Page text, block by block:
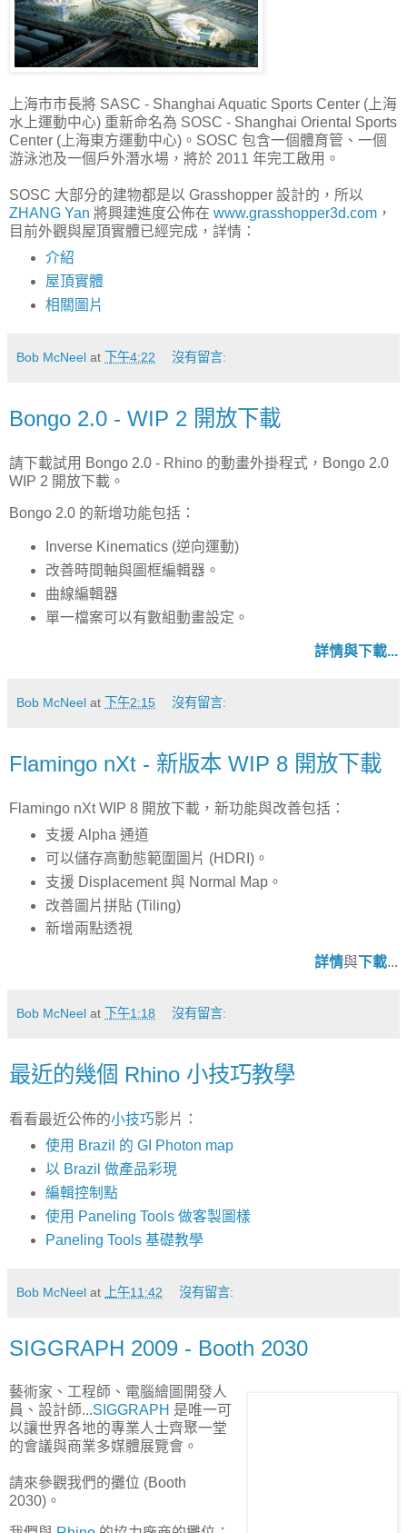
上海市市長將 SASC - Shanghai Aquatic Sports Center (上海
水上運動中心) 重新命名為 SOSC - Shanghai Oriental Sports
Center (上海東方運動中心)。SOSC 包含一個體育管、一個
游泳池及一個戶外潛水場，將於 2011 年完工啟用。
SOSC 大部分的建物都是以 Grasshopper 設計的，所以
ZHANG Yan 將興建進度公佈在 www.grasshopper3d.com ，
目前外觀與屋頂實體已經完成，詳情：
介紹
屋頂實體
相關圖片
Bob McNeel at 下午4:22 沒有留言:
Bongo 2.0 - WIP 2 開放下載
請下載試用 Bongo 2.0 - Rhino 的動畫外掛程式，Bongo 2.0
WIP 2 開放下載。
Bongo 2.0 的新增功能包括：
Inverse Kinematics (逆向運動)
改善時間軸與圖框編輯器。
曲線編輯器
單一檔案可以有數組動畫設定。
詳情與下載...
Bob McNeel at 下午2:15 沒有留言:
Flamingo nXt - 新版本 WIP 8 開放下載
Flamingo nXt WIP 8 開放下載，新功能與改善包括：
支援 Alpha 通道
可以儲存高動態範圍圖片 (HDRI)。
支援 Displacement 與 Normal Map。
改善圖片拼貼 (Tiling)
新增兩點透視
詳情與下載...
Bob McNeel at 下午1:18 沒有留言:
最近的幾個 Rhino 小技巧教學
看看最近公佈的小技巧影片：
使用 Brazil 的 GI Photon map
以 Brazil 做產品彩現
編輯控制點
使用 Paneling Tools 做客製圖樣
Paneling Tools 基礎教學
Bob McNeel at 上午11:42 沒有留言:
SIGGRAPH 2009 - Booth 2030
藝術家、工程師、電腦繪圖開發人
員、設計師...SIGGRAPH 是唯一可
以讓世界各地的專業人士齊聚一堂
的會議與商業多媒體展覽會。
請來參觀我們的攤位 (Booth
2030)。